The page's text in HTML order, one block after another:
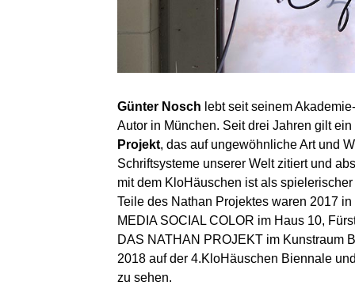
Günter Nosch lebt seit seinem
Autor in München. Seit drei Jahren gilt
Projekt, das auf ungewöhnliche Art und
Schriftsysteme unserer Welt zitiert und
mit dem KloHäuschen ist als
Teile des Nathan Projektes waren 2017
MEDIA SOCIAL COLOR im Haus 10,
DAS NATHAN PROJEKT im Kunstraum
2018 auf der 4.KloHäuschen Biennale
zu sehen.